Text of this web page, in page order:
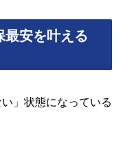
最安を叶える
」状態になっている